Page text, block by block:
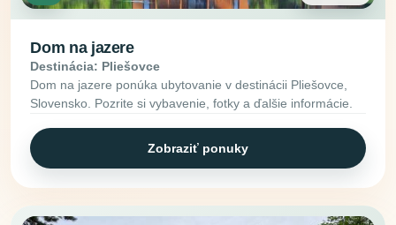
Dom na jazere
Destinácia: Pliešovce
Dom na jazere ponúka ubytovanie v destinácii Pliešovce,
Slovensko. Pozrite si vybavenie, fotky a ďalšie informácie.
Zobraziť ponuky